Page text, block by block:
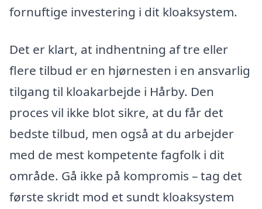
fornuftige investering i dit kloaksystem.
Det er klart, at indhentning af tre eller
flere tilbud er en hjørnesten i en ansvarlig
tilgang til kloakarbejde i Hårby. Den
proces vil ikke blot sikre, at du får det
bedste tilbud, men også at du arbejder
med de mest kompetente fagfolk i dit
område. Gå ikke på kompromis – tag det
første skridt mod et sundt kloaksystem